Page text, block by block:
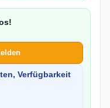
Verfügbarkeit